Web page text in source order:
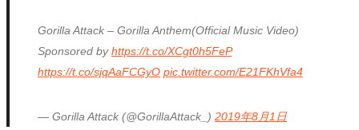
Gorilla Attack – Gorilla Anthem(Official Music Video)
Sponsored byhttps://t.co/XCgt0h5FeP
https://t.co/sjqAaFCGyO pic.twitter.com/E21FKhVfa4
— Gorilla Attack (@GorillaAttack_)2019年8月1日